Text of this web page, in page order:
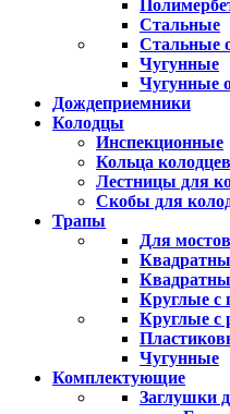
Стальные
Стальные
Чугунные
Чугунные
Дождеприемники
Колодцы
Инспекционные
Кольца
Лестницы для
Скобы для
Трапы
Для
Круглые с
Круглые с
Чугунные
Комплектующие
Заглушки